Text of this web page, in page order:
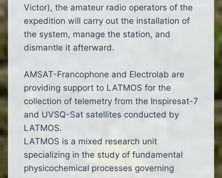
Victor), the amateur radio operators of the
expedition will carry out the installation of
the system, manage the station, and
dismantle it afterward.
AMSAT-Francophone and Electrolab are
providing support to LATMOS for the
collection of telemetry from the Inspiresat-7
and UVSQ-Sat satellites conducted by
LATMOS.
LATMOS is a mixed research unit
specializing in the study of fundamental
physicochemical processes governing